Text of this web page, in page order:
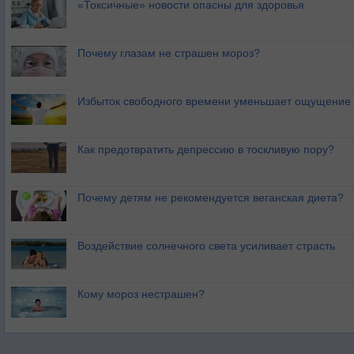
«Токсичные» новости опасны для здоровья
Почему глазам не страшен мороз?
Избыток свободного времени уменьшает ощущение
Как предотвратить депрессию в тоскливую пору?
Почему детям не рекомендуется веганская диета?
Воздействие солнечного света усиливает страсть
Кому мороз нестрашен?